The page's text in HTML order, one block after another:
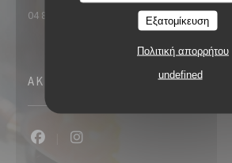
Εξατομίκευση
Πολιτική απορρήτου
undefined
04 86 91 55 02
ΑΚΟΛΟΥΘΉΣΤΕ ΜΑΣ
Facebook ((ανοίγει σε νέο